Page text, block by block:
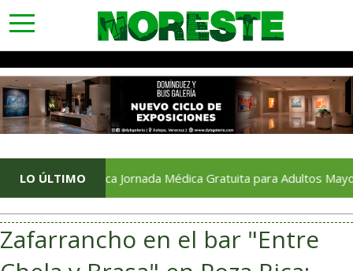
toggle
navigation
LO ÚLTIMO
Arranca Jornada Médica Gratuita para Adultos Mayores en
Zafarrancho en el bar "Entre